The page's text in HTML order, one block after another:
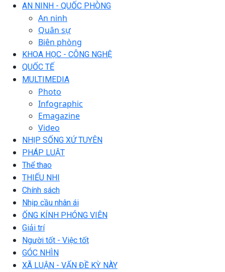
AN NINH - QUỐC PHÒNG
An ninh
Quân sự
Biên phòng
KHOA HỌC - CÔNG NGHỆ
QUỐC TẾ
MULTIMEDIA
Photo
Infographic
Emagazine
Video
NHỊP SỐNG XỨ TUYÊN
PHÁP LUẬT
Thể thao
THIẾU NHI
Chính sách
Nhịp cầu nhân ái
ỐNG KÍNH PHÓNG VIÊN
Giải trí
Người tốt - Việc tốt
GÓC NHÌN
XÃ LUẬN - VẤN ĐỀ KỲ NÀY